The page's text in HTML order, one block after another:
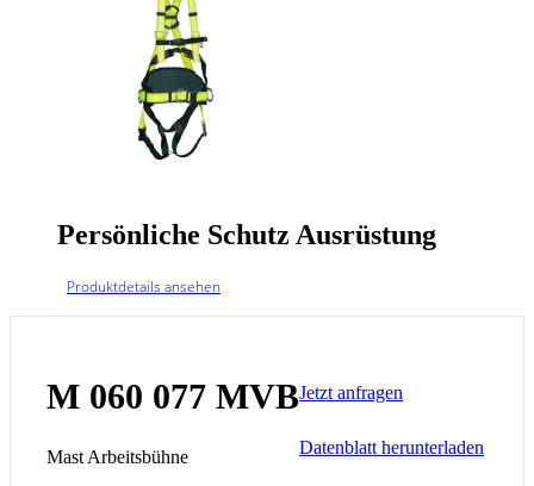
Persönliche Schutz Ausrüstung
Produktdetails ansehen
M 060 077 MVB
Mast Arbeitsbühne
Jetzt anfragen
Datenblatt herunterladen